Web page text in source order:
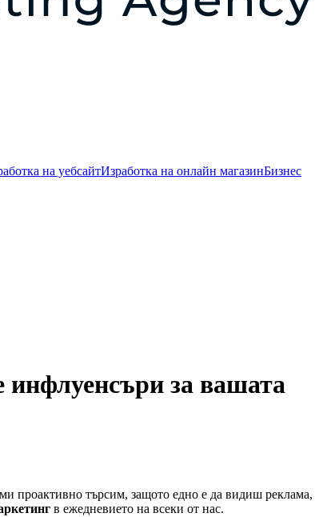
на уебсайтИзработка на онлайн магазинБизнес
инфлуенсъри за вашата
проактивно търсим, защото едно е да видиш реклама,
в ежедневието на всеки от нас.